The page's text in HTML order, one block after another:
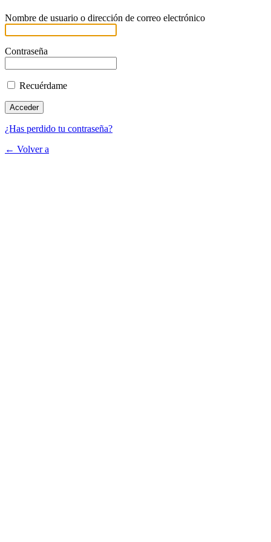
Nombre de usuario o dirección de correo electrónico
Contraseña
Recuérdame
¿Has perdido tu contraseña?
← Volver a